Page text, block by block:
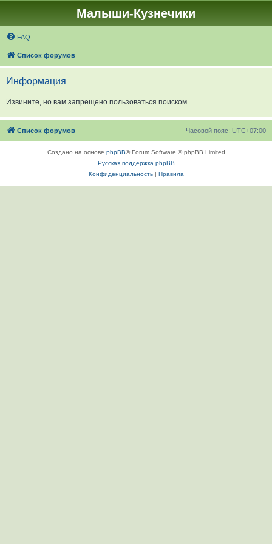
Малыши-Кузнечики
FAQ
Список форумов
Информация
Извините, но вам запрещено пользоваться поиском.
Список форумов Часовой пояс: UTC+07:00
Создано на основе phpBB® Forum Software © phpBB Limited
Русская поддержка phpBB
Конфиденциальность| Правила